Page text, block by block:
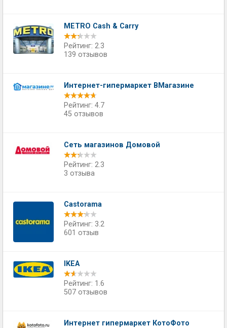
METRO Cash & Carry
Рейтинг: 2.3
139 отзывов
Интернет-гипермаркет ВМагазине
Рейтинг: 4.7
45 отзывов
Сеть магазинов Домовой
Рейтинг: 2.3
3 отзыва
Castorama
Рейтинг: 3.2
601 отзыв
IKEA
Рейтинг: 1.6
507 отзывов
Интернет гипермаркет КотоФото